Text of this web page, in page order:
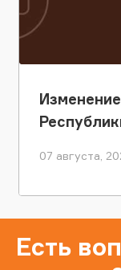
07 августа,
Есть